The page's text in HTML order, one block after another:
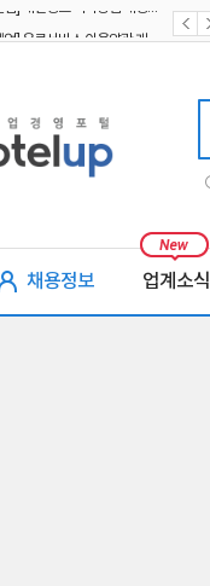
채용정보 업계소식